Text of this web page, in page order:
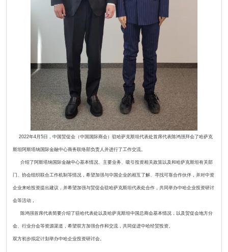
2022年4月5日，中国贸促会（中国国际商会）驻哈萨克斯坦代表处首席代表陈鸿强拜会了哈萨克
斯坦阿斯塔纳国际金融中心商务联络部负责人并进行了工作交流。
介绍了阿斯塔纳国际金融中心基本情况、主要业务、吸引投资相关政策以及和哈萨克斯坦有关部
门、协会组织联合工作机制等情况，希望加强与中国企业的相互了解、寻找可靠合作伙伴，并对中资
企业来哈投资提出建议，并希望加强与贸促会驻哈萨克斯坦代表处合作，共同举办中哈企业投资研讨
会等活动，
陈鸿强首席代表简要介绍了驻哈代表处以及哈萨克斯坦中国总商会基本情况，以及贸促会地方分
会、行业分会等资源渠道，希望双方加强合作和交流，共同促进中哈经贸投资。
双方初步拟定计划举办中哈企业投资研讨会。